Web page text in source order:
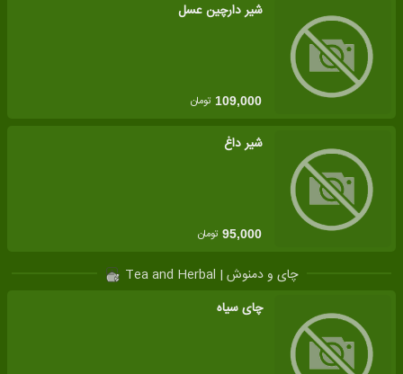
شیر دارچین عسل
109,000 تومان
شیر داغ
95,000 تومان
چای و دمنوش | Tea and Herbal
چای سیاه